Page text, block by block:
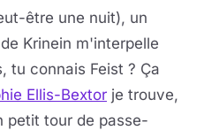
être une nuit), un
Krinein m'interpelle
tu connais Feist ? Ça
Ellis-Bextor je trouve,
petit tour de passe-